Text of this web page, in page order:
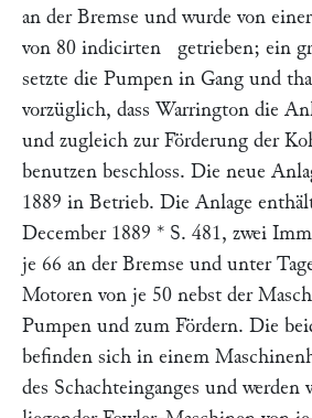
an der Bremse und wurde von einer
von 80 indicirten
getrieben; ein
setzte die Pumpen in Gang und
vorzüglich, dass Warrington die
und zugleich zur Förderung der
benutzen beschloss. Die neue
1889 in Betrieb. Die Anlage
December 1889 * S. 481, zwei
je 66 an der Bremse und unter
Motoren von je 50 nebst der
Pumpen und zum Fördern. Die
befinden sich in einem
des Schachteinganges und werden